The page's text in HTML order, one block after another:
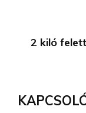
2 kiló